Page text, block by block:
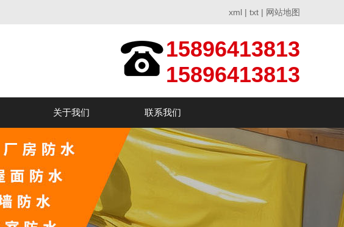
xml | txt | 网站地图
15896413813
15896413813
关于我们 联系我们